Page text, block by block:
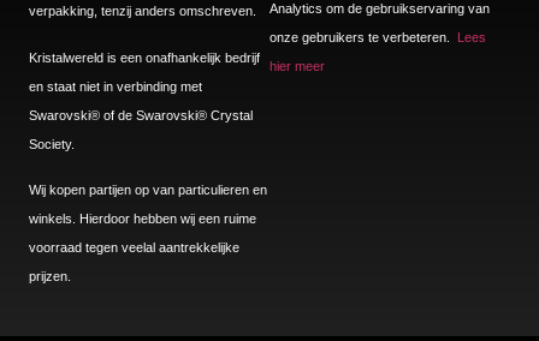
verpakking, tenzij anders omschreven.
Kristalwereld is een onafhankelijk bedrijf
en staat niet in verbinding met
Swarovski®️ of de Swarovski®️ Crystal
Society.
Wij kopen partijen op van particulieren en
winkels. Hierdoor hebben wij een ruime
voorraad tegen veelal aantrekkelijke
prijzen.
Analytics om de gebruikservaring van
onze gebruikers te verbeteren.
Lees
hier meer